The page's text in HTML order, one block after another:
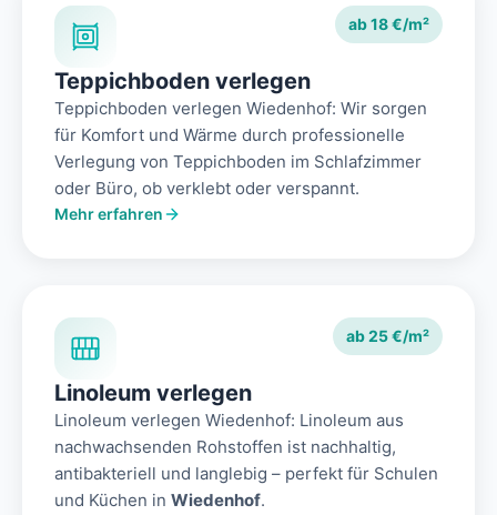
ab 18 €/m²
Teppichboden verlegen
Teppichboden verlegen Wiedenhof: Wir sorgen
für Komfort und Wärme durch professionelle
Verlegung von Teppichboden im Schlafzimmer
oder Büro, ob verklebt oder verspannt.
Mehr erfahren
ab 25 €/m²
Linoleum verlegen
Linoleum verlegen Wiedenhof: Linoleum aus
nachwachsenden Rohstoffen ist nachhaltig,
antibakteriell und langlebig – perfekt für Schulen
und Küchen in Wiedenhof.